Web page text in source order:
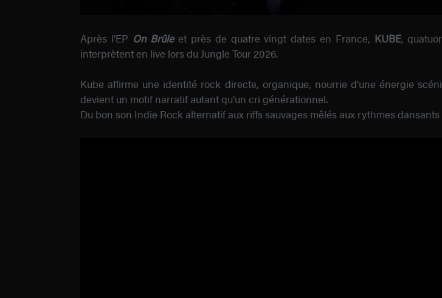
Après l’EP On Brûleet près de quatre vingt dates en France, KUBE,
interprètent en live lors du Jungle Tour 2026.
Kube affirme une identité rock directe, organique, nourrie d’une énergie
devient un motif narratif autant qu’un cri générationnel.
Du bon son Indie Rock alternatif aux riffs sauvages mêlés aux rythmes